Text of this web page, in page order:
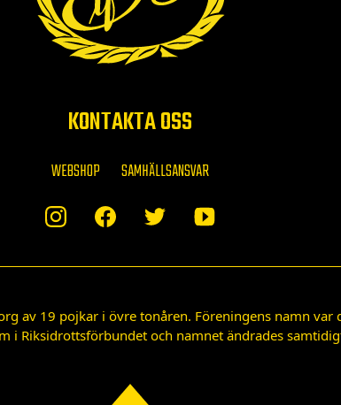
KONTAKTA OSS
WEBSHOP SAMHÄLLSANSVAR
av 19 pojkar i övre tonåren. Föreningens namn var
i Riksidrottsförbundet och namnet ändrades